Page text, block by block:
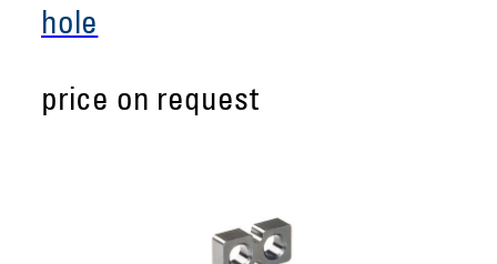
hole
price on request